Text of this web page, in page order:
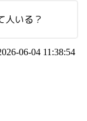
人いる？
06-04 11:38:54